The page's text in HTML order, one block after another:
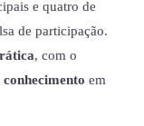
e quatro de
de participação.
, com o
em